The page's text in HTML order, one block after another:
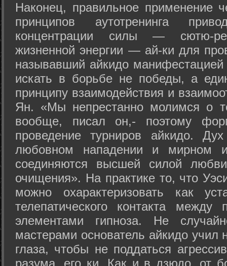
Наконец, правильное применение
принципов аутотренинга
концентрации силы — сютю-
жизненной энергии — ай-ки для
называвший айкидо
искать в борьбе не победы, а
принципу взаимодействия и
Ян. «Мы непрестанно молимся о
вообще, писал он,- поэтому
проведение турниров айкидо.
любовном нападении и мирном
соединяются высшей силой
очищения». На практике то, что
можно охарактеризовать как
телепатического контакта между
элементами гипноза. Не
мастерами основатель айкидо учил
глаза, чтобы не поддаться
разума, его ки. Как и в дзюдо, от